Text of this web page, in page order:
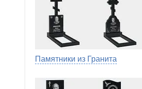
Памятники из Гранита